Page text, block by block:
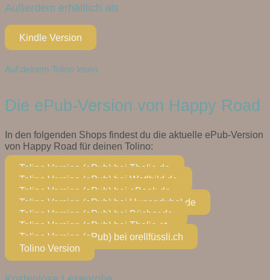
Außerdem erhältlich als
Kindle Version
Auf deinem Tolino lesen
Die ePub-Version von Happy Road
In den folgenden Shops findest du die aktuelle ePub-Version
von Happy Road für deinen Tolino:
Tolino Version (ePub) bei Thalia.de
Tolino Version (ePub) bei Wetlbild.de
Tolino Version (ePub) bei eBook.de
Tolino Version (ePub) bei Hugendubel.de
Tolino Version (ePub) bei Bücher.de
Tolino Version (ePub) bei Thalia.at
Tolino Version (ePub) bei orellfüssli.ch
Tolino Version